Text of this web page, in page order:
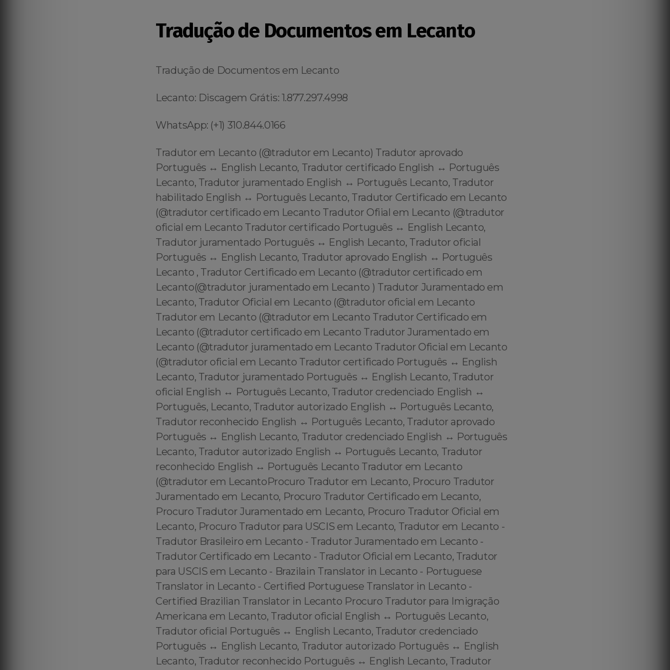
Tradução de Documentos em Lecanto
Tradução de Documentos em Lecanto
Lecanto: Discagem Grátis: 1.877.297.4998
WhatsApp: (+1) 310.844.0166
Tradutor em Lecanto (@tradutor em Lecanto) Tradutor aprovado
Português ↔️ English Lecanto, Tradutor certificado English ↔️ Português
Lecanto, Tradutor juramentado English ↔️ Português Lecanto, Tradutor
habilitado English ↔️ Português Lecanto, Tradutor Certificado em Lecanto
(@tradutor certificado em Lecanto Tradutor Ofiial em Lecanto (@tradutor
oficial em Lecanto Tradutor certificado Português ↔️ English Lecanto,
Tradutor juramentado Português ↔️ English Lecanto, Tradutor oficial
Português ↔️ English Lecanto, Tradutor aprovado English ↔️ Português
Lecanto , Tradutor Certificado em Lecanto (@tradutor certificado em
Lecanto(@tradutor juramentado em Lecanto ) Tradutor Juramentado em
Lecanto, Tradutor Oficial em Lecanto (@tradutor oficial em Lecanto
Tradutor em Lecanto (@tradutor em Lecanto Tradutor Certificado em
Lecanto (@tradutor certificado em Lecanto Tradutor Juramentado em
Lecanto (@tradutor juramentado em Lecanto Tradutor Oficial em Lecanto
(@tradutor oficial em Lecanto Tradutor certificado Português ↔️ English
Lecanto, Tradutor juramentado Português ↔️ English Lecanto, Tradutor
oficial English ↔️ Português Lecanto, Tradutor credenciado English ↔️
Português, Lecanto, Tradutor autorizado English ↔️ Português Lecanto,
Tradutor reconhecido English ↔️ Português Lecanto, Tradutor aprovado
Português ↔️ English Lecanto, Tradutor credenciado English ↔️ Português
Lecanto, Tradutor autorizado English ↔️ Português Lecanto, Tradutor
reconhecido English ↔️ Português Lecanto Tradutor em Lecanto
(@tradutor em LecantoProcuro Tradutor em Lecanto, Procuro Tradutor
Juramentado em Lecanto, Procuro Tradutor Certificado em Lecanto,
Procuro Tradutor Juramentado em Lecanto, Procuro Tradutor Oficial em
Lecanto, Procuro Tradutor para USCIS em Lecanto, Tradutor em Lecanto -
Tradutor Brasileiro em Lecanto - Tradutor Juramentado em Lecanto -
Tradutor Certificado em Lecanto - Tradutor Oficial em Lecanto, Tradutor
para USCIS em Lecanto - Brazilain Translator in Lecanto - Portuguese
Translator in Lecanto - Certified Portuguese Translator in Lecanto -
Certified Brazilian Translator in Lecanto Procuro Tradutor para Imigração
Americana em Lecanto, Tradutor oficial English ↔️ Português Lecanto,
Tradutor oficial Português ↔️ English Lecanto, Tradutor credenciado
Português ↔️ English Lecanto, Tradutor autorizado Português ↔️ English
Lecanto, Tradutor reconhecido Português ↔️ English Lecanto, Tradutor